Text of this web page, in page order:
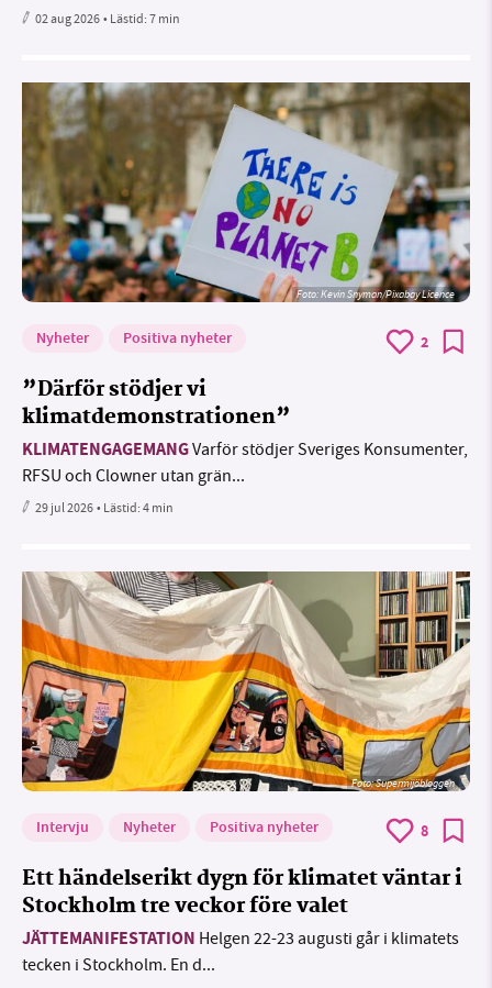
02 aug 2026• Lästid:7 min
Foto:Kevin Snyman/Pixabay Licence
Nyheter Positiva nyheter 2
”Därför stödjer vi
klimatdemonstrationen”
KLIMATENGAGEMANGVarför stödjer Sveriges Konsumenter,
RFSU och Clowner utan grän...
29 jul 2026• Lästid:4 min
Foto: Supermijöbloggen
Intervju Nyheter Positiva nyheter 8
Ett händelserikt dygn för klimatet väntar i
Stockholm tre veckor före valet
JÄTTEMANIFESTATION Helgen 22-23 augusti går i klimatets
tecken i Stockholm. En d...